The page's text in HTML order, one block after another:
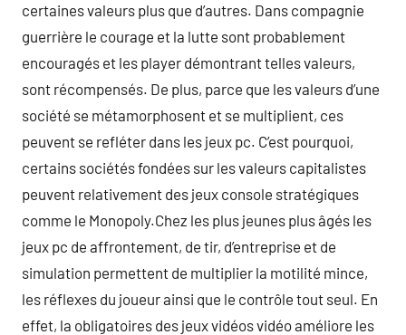
certaines valeurs plus que d’autres. Dans compagnie
guerrière le courage et la lutte sont probablement
encouragés et les player démontrant telles valeurs,
sont récompensés. De plus, parce que les valeurs d’une
société se métamorphosent et se multiplient, ces
peuvent se refléter dans les jeux pc. C’est pourquoi,
certains sociétés fondées sur les valeurs capitalistes
peuvent relativement des jeux console stratégiques
comme le Monopoly.Chez les plus jeunes plus âgés les
jeux pc de affrontement, de tir, d’entreprise et de
simulation permettent de multiplier la motilité mince,
les réflexes du joueur ainsi que le contrôle tout seul. En
effet, la obligatoires des jeux vidéos vidéo améliore les